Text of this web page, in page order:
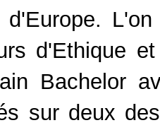
d'Ethique
Bachelor
sur deux